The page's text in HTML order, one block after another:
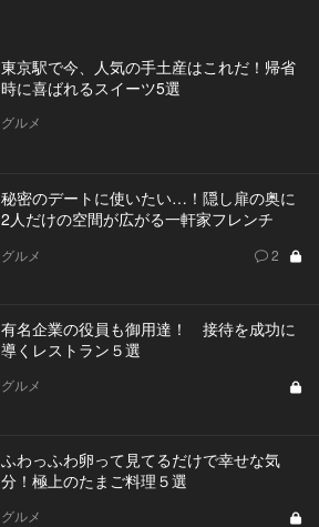
東京駅で今、人気の手土産はこれだ！帰省
時に喜ばれるスイーツ5選
グルメ
秘密のデートに使いたい…！隠し扉の奥に
2人だけの空間が広がる一軒家フレンチ
グルメ 2
有名企業の役員も御用達！ 接待を成功に
導くレストラン５選
グルメ
ふわっふわ卵って見てるだけで幸せな気
分！極上のたまご料理５選
グルメ